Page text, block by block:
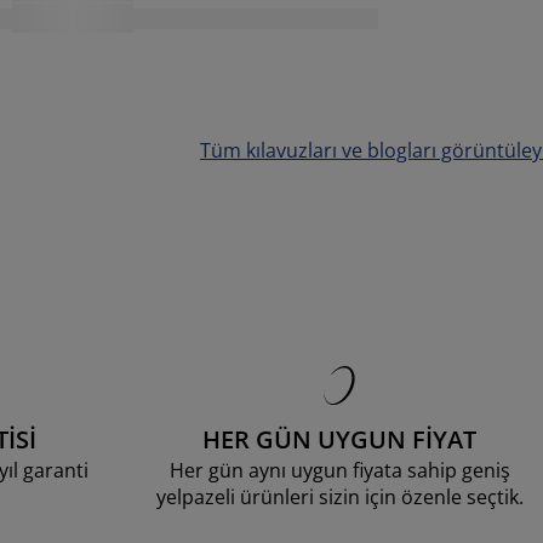
Tüm kılavuzları ve blogları
garanti
HER GÜN UYGUN FİYAT
Her gün aynı uygun fiyata sahip geniş
yelpazeli ürünleri sizin için özenle seçtik.